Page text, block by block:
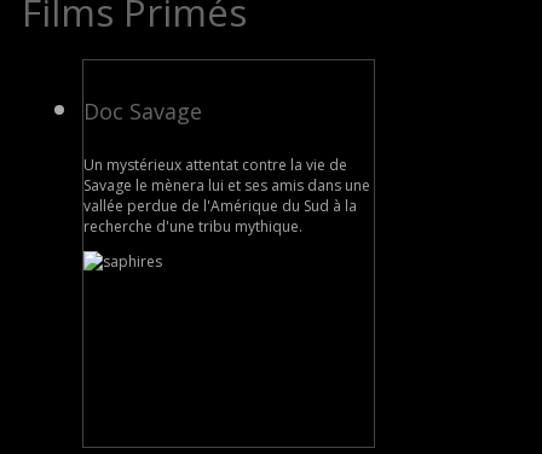
Films Primés
Doc Savage
Un mystérieux attentat contre la vie de
Savage le mènera lui et ses amis dans une
vallée perdue de l'Amérique du Sud à la
recherche d'une tribu mythique.